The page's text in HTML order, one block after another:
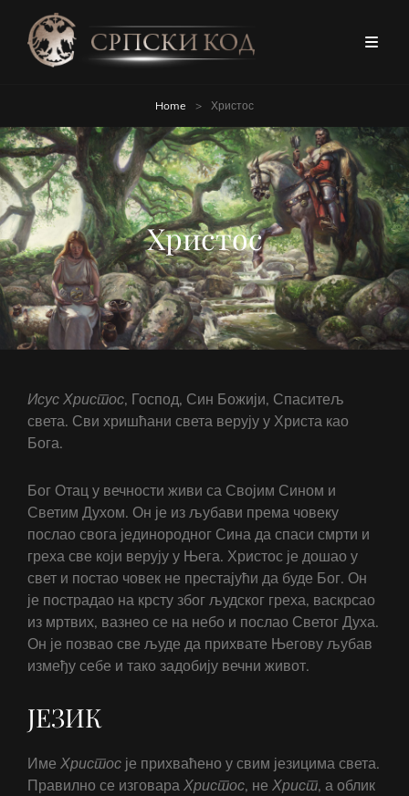
Home > Христос
Христос
Исус Христос, Господ, Син Божији, Спаситељ
света. Сви хришћани света верују у Христа као
Бога.
Бог Отац у вечности живи са Својим Сином и
Светим Духом. Он је из љубави према човеку
послао свога јединородног Сина да спаси смрти и
греха све који верују у Њега. Христос је дошао у
свет и постао човек не престајући да буде Бог. Он
је пострадао на крсту због људског греха, васкрсао
из мртвих, вазнео се на небо и послао Светог Духа.
Он је позвао све људе да прихвате Његову љубав
између себе и тако задобију вечни живот.
ЈЕЗИК
Име Христос је прихваћено у свим језицима света.
Правилно се изговара Христос, не Христ, а облик